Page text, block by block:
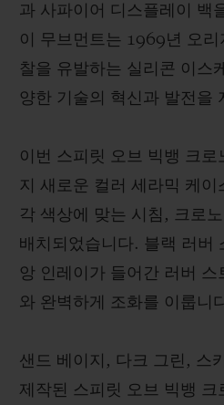
과 사파이어 디스플레이 백
이 무브먼트는 1969년 오
찰을 유발하는 실리콘 이스
양한 기술의 혁신과 발전을
이번 스피릿 오브 빅뱅 크
지 새로운 컬러 세라믹 케
각 색상에 맞는 시침, 크로
배치되었습니다. 블랙 러버
앙 인레이가 들어간 러버
와 완벽하게 조화를 이룹니
샌드 베이지, 다크 그린, 스
제작된 스피릿 오브 빅뱅